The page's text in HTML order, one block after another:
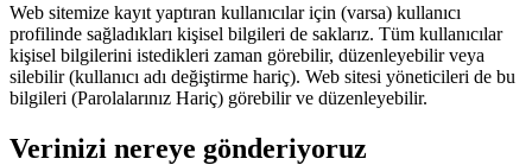
Web sitemize kayıt yaptıran kullanıcılar için (varsa) kullanıcı
profilinde sağladıkları kişisel bilgileri de saklarız. Tüm kullanıcılar
kişisel bilgilerini istedikleri zaman görebilir, düzenleyebilir veya
silebilir (kullanıcı adı değiştirme hariç). Web sitesi yöneticileri de bu
bilgileri (Parolalarınız Hariç) görebilir ve düzenleyebilir.
Verinizi nereye gönderiyoruz